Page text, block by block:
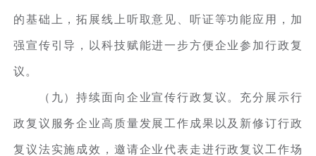
的基础上，拓展线上听取意见、听证等功能应用，加
强宣传引导，以科技赋能进一步方便企业参加行政复
议。
（九）持续面向企业宣传行政复议。充分展示行
政复议服务企业高质量发展工作成果以及新修订行政
复议法实施成效，邀请企业代表走进行政复议工作场